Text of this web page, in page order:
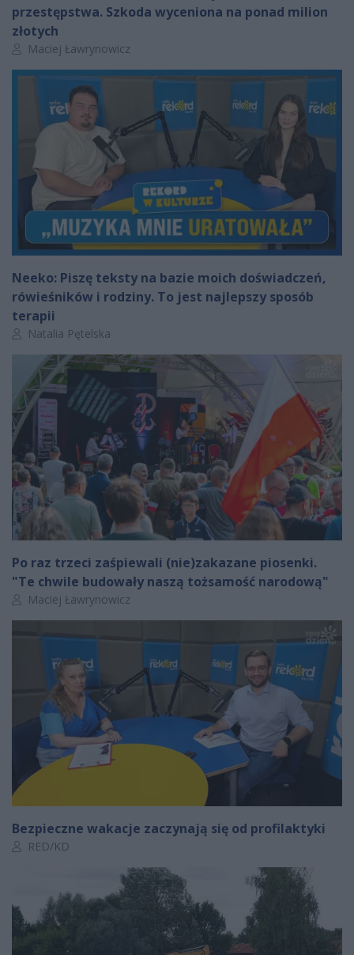
przestępstwa. Szkoda wyceniona na ponad milion
złotych
Autor artykułu:
Maciej Ławrynowicz
Neeko: Piszę teksty na bazie moich doświadczeń,
rówieśników i rodziny. To jest najlepszy sposób
terapii
Autor artykułu:
Natalia Pętelska
Po raz trzeci zaśpiewali (nie)zakazane piosenki.
"Te chwile budowały naszą tożsamość narodową"
Autor artykułu:
Maciej Ławrynowicz
Bezpieczne wakacje zaczynają się od profilaktyki
Autor artykułu:
RED/KD